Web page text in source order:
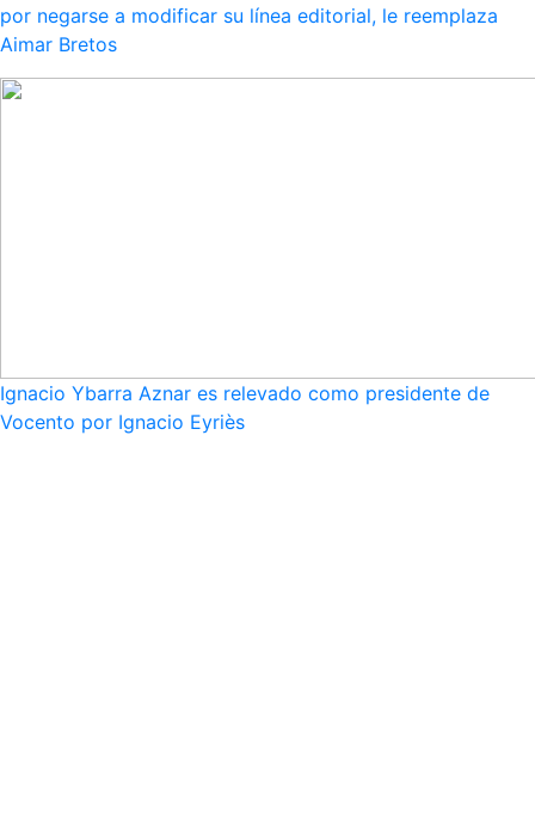
por negarse a modificar su línea editorial, le reemplaza
Aimar Bretos
Ignacio Ybarra Aznar es relevado como presidente de
Vocento por Ignacio Eyriès